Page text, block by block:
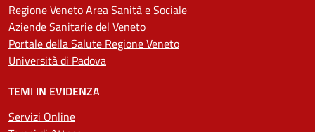
Regione Veneto Area Sanità e Sociale
Aziende Sanitarie del Veneto
Portale della Salute Regione Veneto
Università di Padova
TEMI IN EVIDENZA
Servizi Online